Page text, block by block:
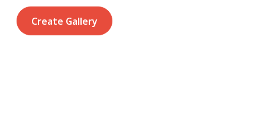
Create Gallery